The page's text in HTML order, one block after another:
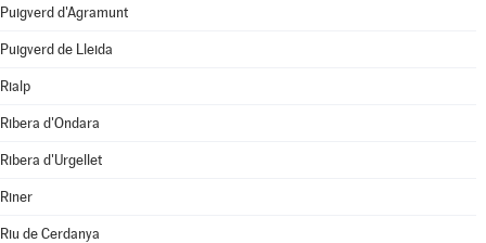
Puigverd d'Agramunt
Puigverd de Lleida
Rialp
Ribera d'Ondara
Ribera d'Urgellet
Riner
Riu de Cerdanya